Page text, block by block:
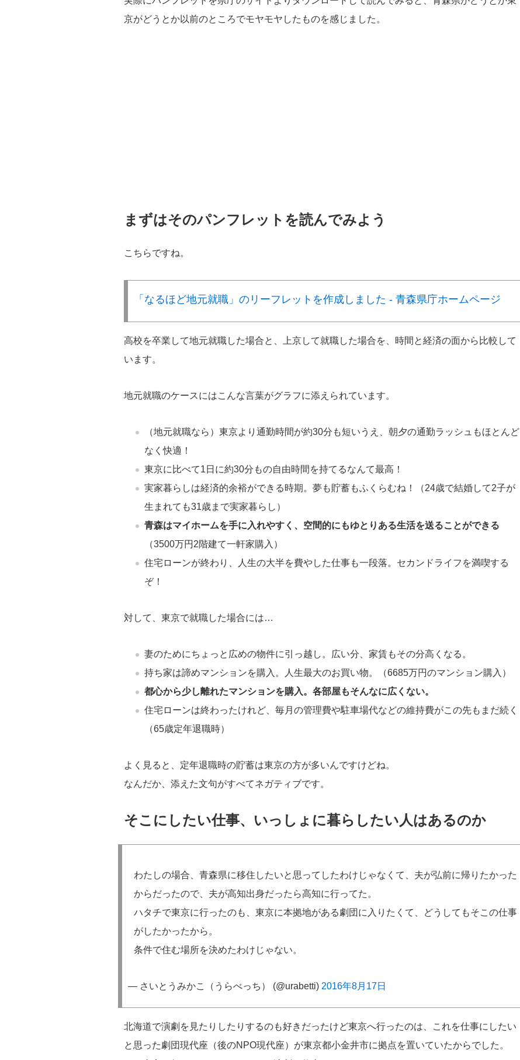
京がどうとか以前のところでモヤモヤしたものを感じました。
まずはそのパンフレットを読んでみよう
こちらですね。
「なるほど地元就職」のリーフレットを作成しました - 青森県庁ホームページ
高校を卒業して地元就職した場合と、上京して就職した場合を、時間と経済の面から比較して
います。
地元就職のケースにはこんな言葉がグラフに添えられています。
（地元就職なら）東京より通勤時間が約30分も短いうえ、朝夕の通勤ラッシュもほとんど
なく快適！
東京に比べて1日に約30分もの自由時間を持てるなんて最高！
実家暮らしは経済的余裕ができる時期。夢も貯蓄もふくらむね！（24歳で結婚して2子が
生まれても31歳まで実家暮らし）
青森はマイホームを手に入れやすく、空間的にもゆとりある生活を送ることができる
（3500万円2階建て一軒家購入）
住宅ローンが終わり、人生の大半を費やした仕事も一段落。セカンドライフを満喫する
ぞ！
対して、東京で就職した場合には…
妻のためにちょっと広めの物件に引っ越し。広い分、家賃もその分高くなる。
持ち家は諦めマンションを購入。人生最大のお買い物。（6685万円のマンション購入）
都心から少し離れたマンションを購入。各部屋もそんなに広くない。
住宅ローンは終わったけれど、毎月の管理費や駐車場代などの維持費がこの先もまだ続く
（65歳定年退職時）
よく見ると、定年退職時の貯蓄は東京の方が多いんですけどね。
なんだか、添えた文句がすべてネガティブです。
そこにしたい仕事、いっしょに暮らしたい人はあるのか
わたしの場合、青森県に移住したいと思ってしたわけじゃなくて、夫が弘前に帰りたかった
からだったので、夫が高知出身だったら高知に行ってた。
ハタチで東京に行ったのも、東京に本拠地がある劇団に入りたくて、どうしてもそこの仕事
がしたかったから。
条件で住む場所を決めたわけじゃない。
— さいとうみかこ（うらべっち） (@urabetti) 2016年8月17日
北海道で演劇を見たりしたりするのも好きだったけど東京へ行ったのは、これを仕事にしたい
と思った劇団現代座（後のNPO現代座）が東京都小金井市に拠点を置いていたからでした。